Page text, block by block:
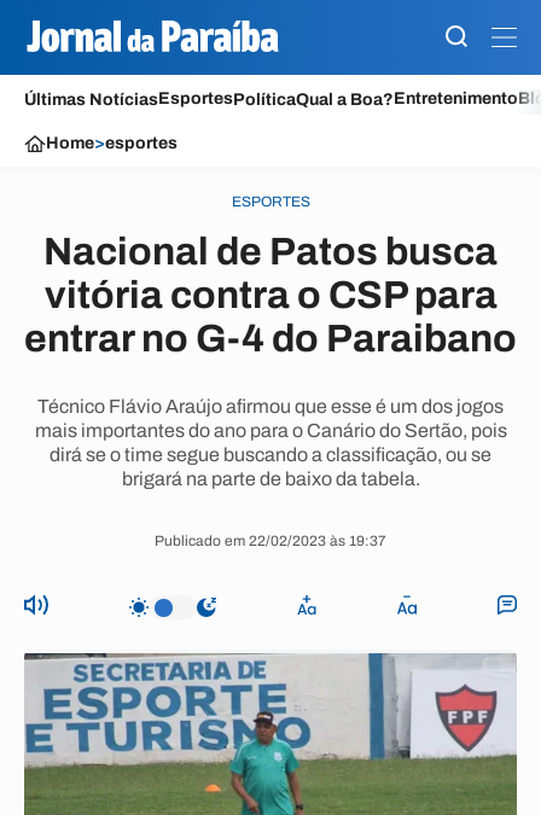
Últimas NotíciasEsportesPolíticaQual a Boa?Entretenimento
Home>esportes
ESPORTES
Nacional de Patos busca
vitória contra o CSP para
entrar no G-4 do Paraibano
Técnico Flávio Araújo afirmou que esse é um dos jogos
mais importantes do ano para o Canário do Sertão, pois
dirá se o time segue buscando a classificação, ou se
brigará na parte de baixo da tabela.
Publicado em 22/02/2023 às 19:37